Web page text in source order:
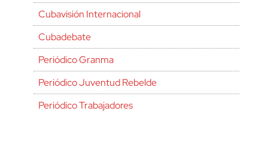
Cubavisión Internacional
Cubadebate
Periódico Granma
Periódico Juventud Rebelde
Periódico Trabajadores